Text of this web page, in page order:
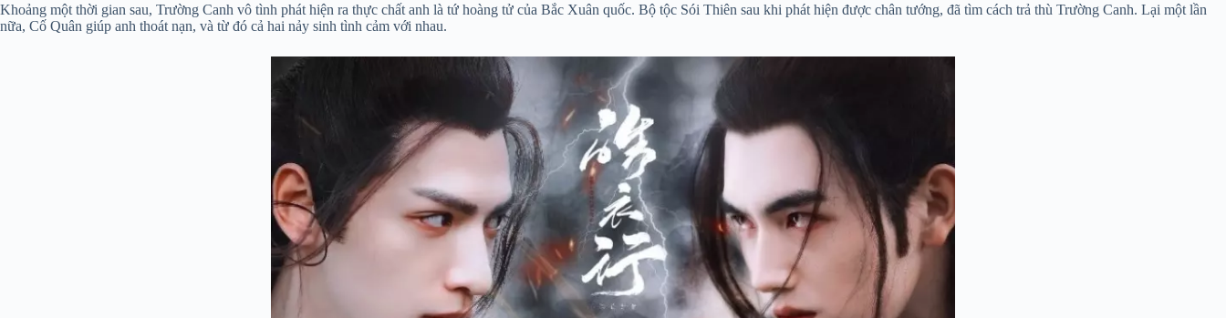
Khoảng một thời gian sau, Trường Canh vô tình phát hiện ra thực chất anh là tứ hoàng tử của Bắc Xuân quốc. Bộ tộc Sói Thiên sau khi phát hiện được chân tướng, đã tìm cách trả thù Trường Canh. Lại một lần
nữa, Cố Quân giúp anh thoát nạn, và từ đó cả hai nảy sinh tình cảm với nhau.